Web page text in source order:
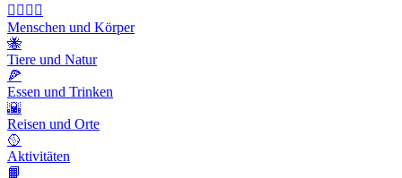
👩‍❤️‍💋‍👨
Menschen und Körper
🐝
Tiere und Natur
🍕
Essen und Trinken
🌇
Reisen und Orte
🥎
Aktivitäten
📙